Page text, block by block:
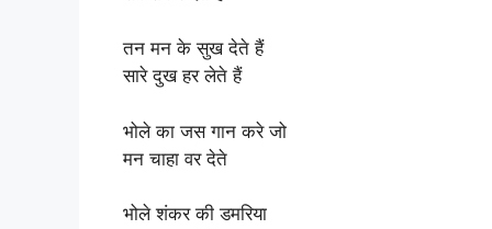
तन मन के सुख देते हैं
सारे दुख हर लेते हैं
भोले का जस गान करे जो
मन चाहा वर देते
भोले शंकर की डमरिया